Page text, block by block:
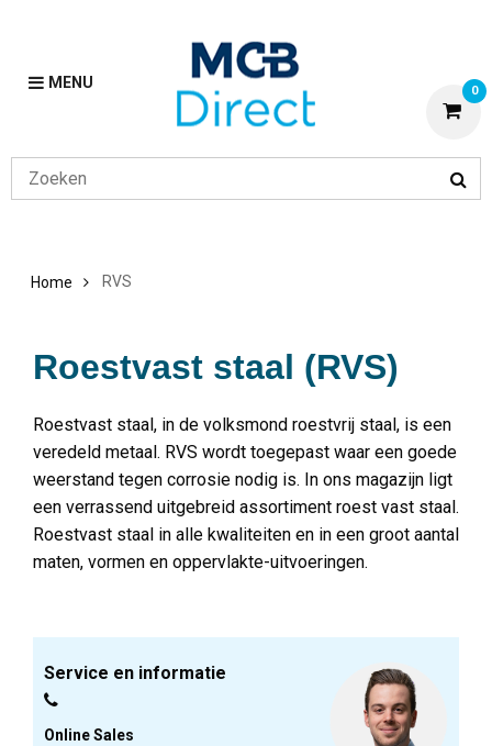
MENU 0
Home RVS
Roestvast staal (RVS)
Roestvast staal, in de volksmond roestvrij staal, is een
veredeld metaal. RVS wordt toegepast waar een goede
weerstand tegen corrosie nodig is. In ons magazijn ligt
een verrassend uitgebreid assortiment roest vast staal.
Roestvast staal in alle kwaliteiten en in een groot aantal
maten, vormen en oppervlakte-uitvoeringen.
Service en informatie
Online Sales